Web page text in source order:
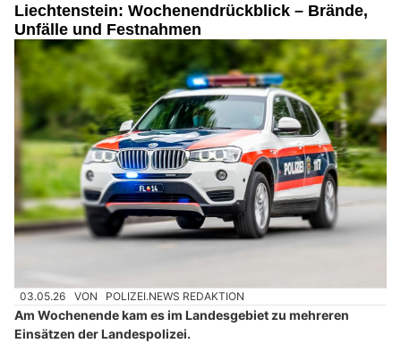
Liechtenstein: Wochenendrückblick – Brände,
Unfälle und Festnahmen
03.05.26 VON POLIZEI.NEWS REDAKTION
Am Wochenende kam es im Landesgebiet zu mehreren
Einsätzen der Landespolizei.